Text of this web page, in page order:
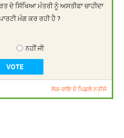
ਦੇ ਸਿੱਖਿਆ ਮੰਤਰੀ ਨੂੰ ਅਸਤੀਫਾ ਚਾਹੀਦਾ
ਮੰਗ ਕਰ ਰਹੀ ਹੈ ?
ਨਹੀਂ ਜੀ
ਲੋਕ-ਰਾਇ ਦੇ ਪਿਛਲੇ ਨਤੀਜੇ